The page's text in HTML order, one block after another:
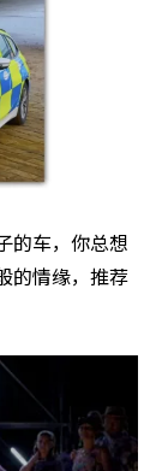
的车，你总想
的情缘，推荐